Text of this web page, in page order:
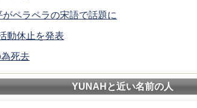
ペラペラの宋語で話題に
動休止を発表
死去
YUNAHと近い名前の人